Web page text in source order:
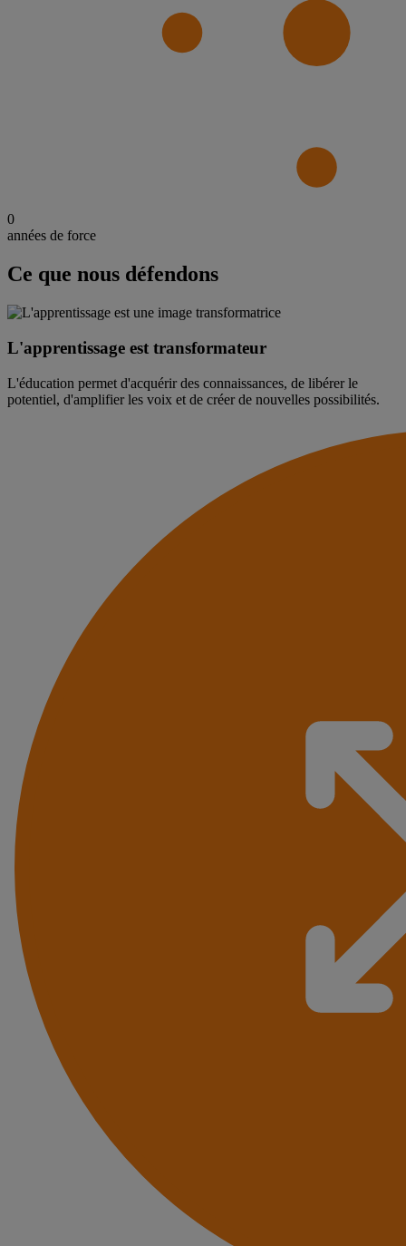
0
années de force
Ce que nous défendons
L'apprentissage est transformateur
L'éducation permet d'acquérir des connaissances, de libérer le
potentiel, d'amplifier les voix et de créer de nouvelles possibilités.